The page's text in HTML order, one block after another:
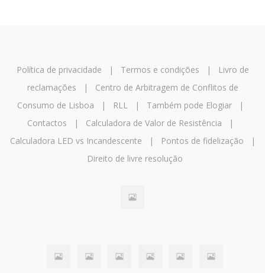
Política de privacidade | Termos e condições |
Livro de
reclamações | Centro de Arbitragem de Conflitos de
Consumo de Lisboa | RLL| Também pode Elogiar|
Contactos | Calculadora de Valor de Resistência |
Calculadora LED vs Incandescente | Pontos de fidelização |
Direito de livre resolução